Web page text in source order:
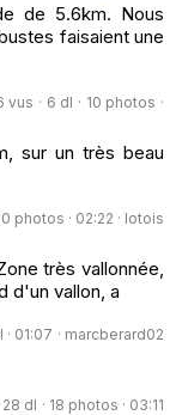
de 5.6km. Nous
faisaient une
· 6 dl · 10 photos ·
sur un très beau
photos · 02:22 · lotois
très vallonnée,
d'un vallon, a
01:07 · marcberard02
dl · 18 photos · 03:11